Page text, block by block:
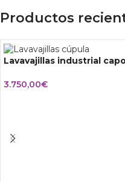
Productos
Lavavajillas industrial
3.750,00€